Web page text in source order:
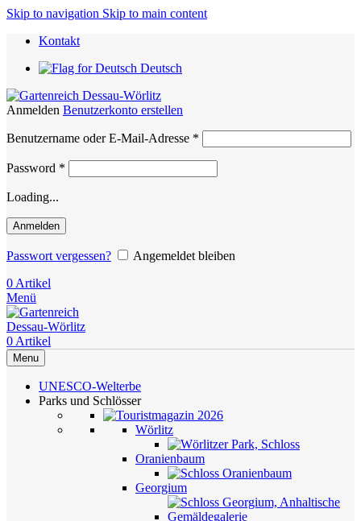
Skip to navigation Skip to main content
Kontakt
Deutsch
Anmelden Benutzerkonto erstellen
Benutzername oder E-Mail-Adresse *
Password *
Loading...
Anmelden
Passwort vergessen?
Angemeldet bleiben
0 Artikel
Menü
0 Artikel
Menu
UNESCO-Welterbe
Parks und Schlösser
Wörlitz
Oranienbaum
Georgium